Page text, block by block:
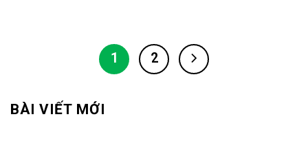
1 2
BÀI VIẾT MỚI